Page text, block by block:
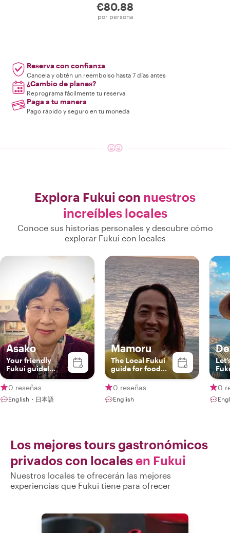
€80.88
por persona
Reserva con confianza
Cancela y obtén un reembolso hasta 7 días antes
¿Cambio de planes?
Reprograma fácilmente tu reserva
Paga a tu manera
Pago rápido y seguro en tu moneda
Explora Fukui con nuestros
increíbles locales
Conoce sus historias personales y descubre cómo
explorar Fukui con locales
Asako
Your friendly
Fukui guide!
English，
Japanese
0 reseñas
English・日本語
Mamoru
The Local Fukui
guide for food
and train lover!
0 reseñas
English
0
Los mejores tours gastronómicos
privados con localesen Fukui
Nuestros locales te ofrecerán las mejores
experiencias que Fukui tiene para ofrecer